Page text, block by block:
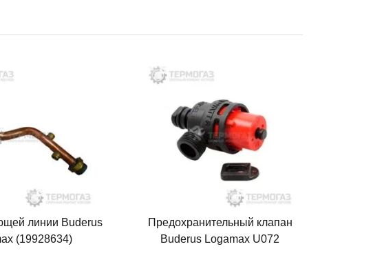
линии Buderus
(19928634)
Предохранительный клапан
Buderus Logamax U072